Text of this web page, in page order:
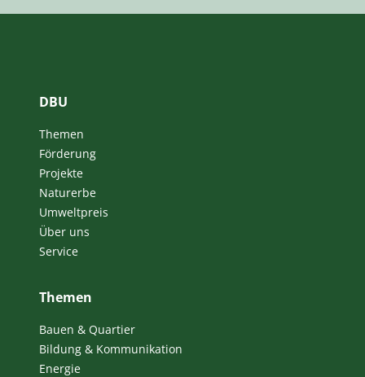
DBU
Themen
Förderung
Projekte
Naturerbe
Umweltpreis
Über uns
Service
Themen
Bauen & Quartier
Bildung & Kommunikation
Energie